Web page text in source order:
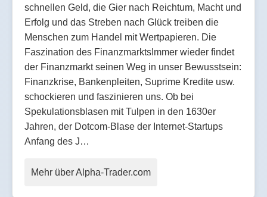
schnellen Geld, die Gier nach Reichtum, Macht und
Erfolg und das Streben nach Glück treiben die
Menschen zum Handel mit Wertpapieren. Die
Faszination des FinanzmarktsImmer wieder findet
der Finanzmarkt seinen Weg in unser Bewusstsein:
Finanzkrise, Bankenpleiten, Suprime Kredite usw.
schockieren und faszinieren uns. Ob bei
Spekulationsblasen mit Tulpen in den 1630er
Jahren, der Dotcom-Blase der Internet-Startups
Anfang des J…
Mehr über Alpha-Trader.com